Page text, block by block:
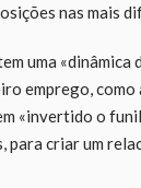
nas mais
uma «dinâmica
emprego,
«invertido o
criar um